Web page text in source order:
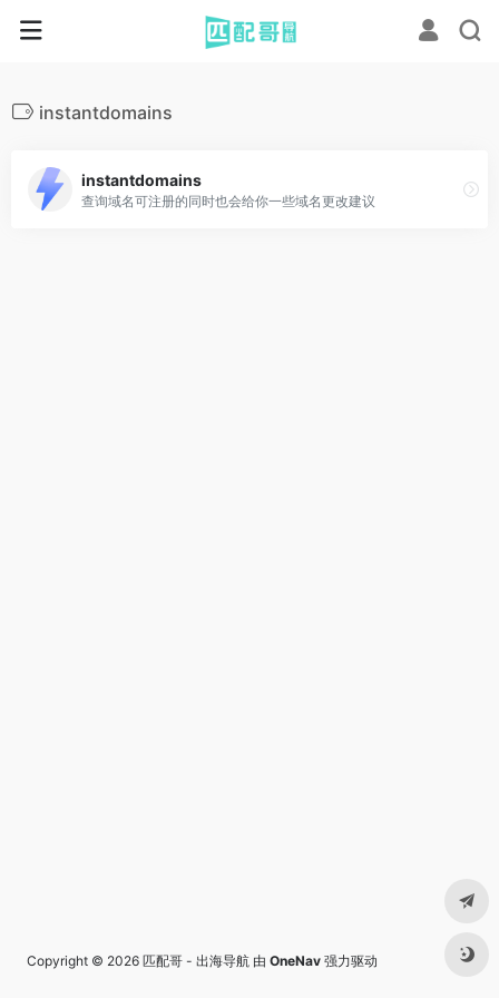
instantdomains
instantdomains
查询域名可注册的同时也会给你一些域名更改建议
Copyright © 2026 匹配哥 - 出海导航 由 OneNav 强力驱动